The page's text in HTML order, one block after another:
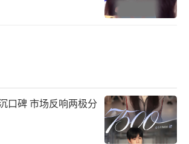
口碑 市场反响两极分